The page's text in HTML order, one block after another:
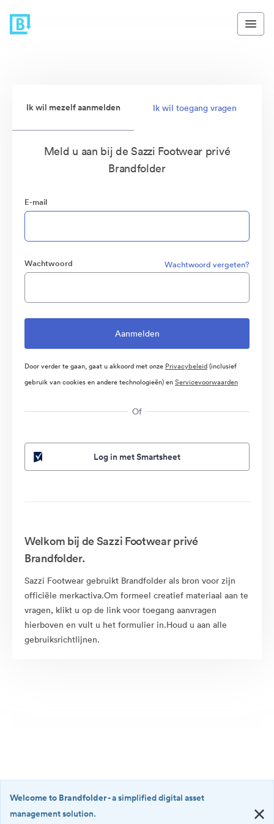
Ik wil mezelf aanmelden Ik wil toegang vragen
Meld u aan bij de Sazzi Footwear privé
Brandfolder
E-mail
Wachtwoord Wachtwoord vergeten?
Door verder te gaan, gaat u akkoord met onze Privacybeleid(inclusief
gebruik van cookies en andere technologieën) enServicevoorwaarden
Of
Log in met Smartsheet
Welkom bij de Sazzi Footwear privé
Brandfolder.
Sazzi Footwear gebruikt Brandfolder als bron voor zijn
officiële merkactiva.Om formeel creatief materiaal aan te
vragen, klikt u op de link voor toegang aanvragen
hierboven en vult u het formulier in.Houd u aan alle
gebruiksrichtlijnen.
Welcome to Brandfolder- a simplified digital asset
management solution.